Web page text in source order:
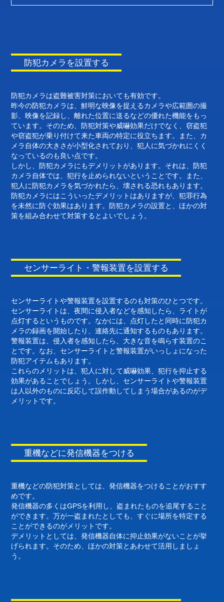
防犯カメラを設置する
防犯カメラは盗難被害対策においても有効です。
昨今の防犯カメラは、鮮明な映像を捉えるカメラや広範囲の撮
影、映像を記録し、離れた位置に送るなどの優れた機能をもっ
ています。そのため、防犯対策や威嚇効果だけでなく、窃盗犯
や窃盗犯が乗り付けて来た車両の特定に役立ちます。また、カ
メラ自体の大きさが小型化されており、犯人に気づかれにくく
なっているのも良い点です。
しかし、防犯カメラにもデメリットがあります。それは、防犯
カメラ自体では、犯行を止められないということです。また、
犯人に防犯カメラを気づかれたら、壊される恐れもあります。
防犯カメラにはこういったデメリットはありますが、犯罪行為
を未然に防ぐ効果はあります。防犯カメラの設置と、ほかの対
策を組み合わせて対策するとよいでしょう。
センサーライト・警報装置を設置する
センサーライトや警報装置を設置するのも対策のひとつです。
センサーライトは、夜間に侵入者などを感知したら、ライトが
点灯するというものです。なかには、点灯したと同時に防犯カ
メラの録画を開始したり、連絡先に通知するものもあります。
警報装置は、侵入者を感知したら、大きな音を鳴らす装置のこ
とです。なお、センサーライトと警報装置がいっしょになった
防犯アイテムもあります。
これらのメリットは、犯人に対して威嚇効果、犯行を抑止する
効果があることでしょう。しかし、センサーライトや警報装置
は人以外のものに反応して誤作動してしまう場合があるのがデ
メリットです。
重機などに発信機器をつける
重機などの防犯対策としては、発信機器をつけることがおすす
めです。
発信機器の多くはGPSを利用し、盗まれたものを追尾すること
ができます。万が一盗まれたとしても、すぐに場所を特定する
ことができるのがメリットです。
デメリットとしては、発信機器自体に抑止効果がないことが挙
げられます。そのため、ほかの対策とあわせて活用しましょ
う。